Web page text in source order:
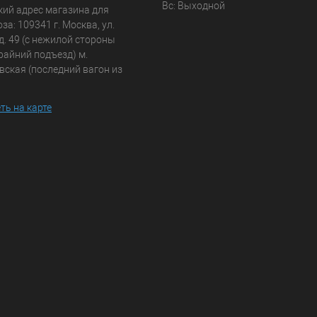
адрес магазина для
109341 г. Москва, ул.
49 (с нежилой стороны
подъезд) м.
(последний вагон из
на карте
Вс: Выходной